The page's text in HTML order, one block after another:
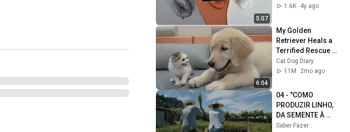
5:07
1.6K
4y ago
6:04
My Golden
Retriever Heals a
Terrified Rescue
Kitten in Just 3
Meetings!
Cat Dog Diary
11M
2mo ago
04 - "COMO
PRODUZIR LINHO,
DA SEMENTE À
FIBRA" - COLHEITA
Saber Fazer